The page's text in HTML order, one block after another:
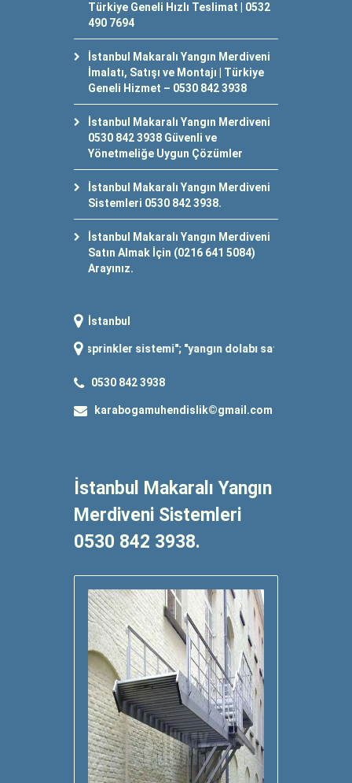
Türkiye Geneli Hızlı Teslimat | 0532
490 7694
İstanbul Makaralı Yangın Merdiveni
İmalatı, Satışı ve Montajı | Türkiye
Geneli Hizmet – 0530 842 3938
İstanbul Makaralı Yangın Merdiveni
0530 842 3938 Güvenli ve
Yönetmeliğe Uygun Çözümler
İstanbul Makaralı Yangın Merdiveni
Sistemleri 0530 842 3938.
İstanbul Makaralı Yangın Merdiveni
Satın Almak İçin (0216 641 5084)
Arayınız.
İstanbul
sprinkler sistemi"; "yangın dolabı satışı"; " yangın tüpü dolumu
0530 842 3938
karabogamuhendislik©gmail.com
İstanbul Makaralı Yangın
Merdiveni Sistemleri
0530 842 3938.